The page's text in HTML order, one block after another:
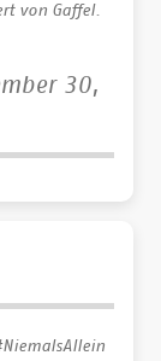
von Gaffel.
30,